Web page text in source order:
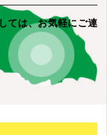
ては、お気軽にご連